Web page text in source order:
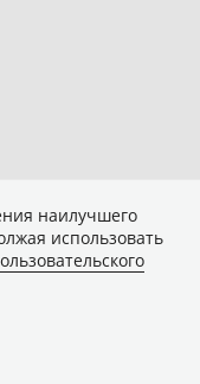
наилучшего
использовать